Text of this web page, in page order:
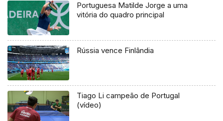
Portuguesa Matilde Jorge a uma
vitória do quadro principal
Rússia vence Finlândia
Tiago Li campeão de Portugal
(vídeo)